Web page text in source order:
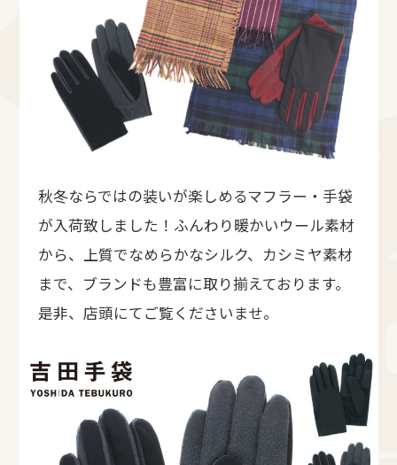
秋冬ならではの装いが楽しめるマフラー・手袋
が入荷致しました！ふんわり暖かいウール素材
から、上質でなめらかなシルク、カシミヤ素材
まで、ブランドも豊富に取り揃えております。
是非、店頭にてご覧くださいませ。